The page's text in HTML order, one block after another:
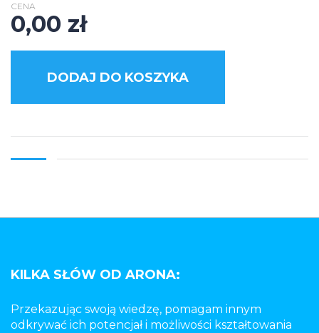
CENA
0,00 zł
DODAJ DO KOSZYKA
KILKA SŁÓW OD ARONA:
Przekazując swoją wiedzę, pomagam innym
odkrywać ich potencjał i możliwości kształtowania